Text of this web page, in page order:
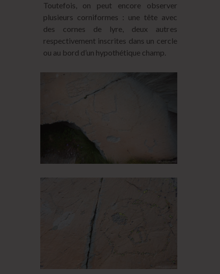
Toutefois, on peut encore observer
plusieurs corniformes : une tête avec
des cornes de lyre, deux autres
respectivement inscrites dans un cercle
ou au bord d’un hypothétique champ.